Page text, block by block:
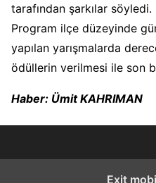
tarafından şarkılar söyledi.
Program ilçe düzeyinde
yapılan yarışmalarda
ödüllerin verilmesi ile son
Haber: Ümit KAHRIMAN
Exit